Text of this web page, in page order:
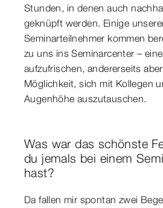
Stunden, in denen auch
geknüpft werden. Einige
Seminarteilnehmer kommen
zu uns ins Seminarcenter –
aufzufrischen, andererseits
Möglichkeit, sich mit Kollegen
Augenhöhe auszutauschen.
Was war das schönste
du jemals bei einem
hast?
Da fallen mir spontan zwei